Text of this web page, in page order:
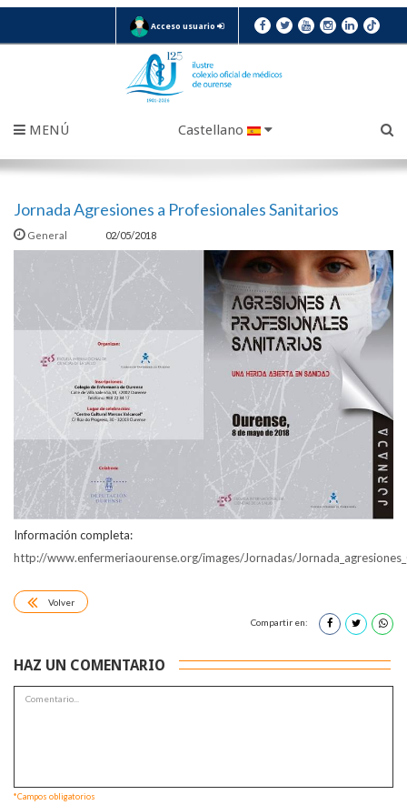
Acceso usuario
MENÚ Castellano
Jornada Agresiones a Profesionales Sanitarios
General 02/05/2018
Información completa:
http://www.enfermeriaourense.org/images/Jornadas/
Volver
Compartir en:
HAZ UN COMENTARIO
*Campos obligatorios